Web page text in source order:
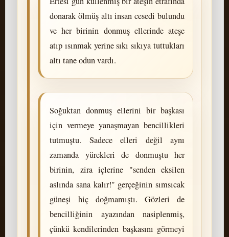
donarak ölmüş altı insan cesedi bulundu
ve her birinin donmuş ellerinde ateşe
atıp ısınmak yerine sıkı sıkıya tuttukları
altı tane odun vardı.
Soğuktan donmuş ellerini bir başkası
için vermeye yanaşmayan bencillikleri
tutmuştu. Sadece elleri değil aynı
zamanda yürekleri de donmuştu her
birinin, zira içlerine "senden eksilen
aslında sana kalır!" gerçeğinin sımsıcak
güneşi hiç doğmamıştı. Gözleri de
bencilliğinin ayazından nasiplenmiş,
çünkü kendilerinden başkasını görmeyi